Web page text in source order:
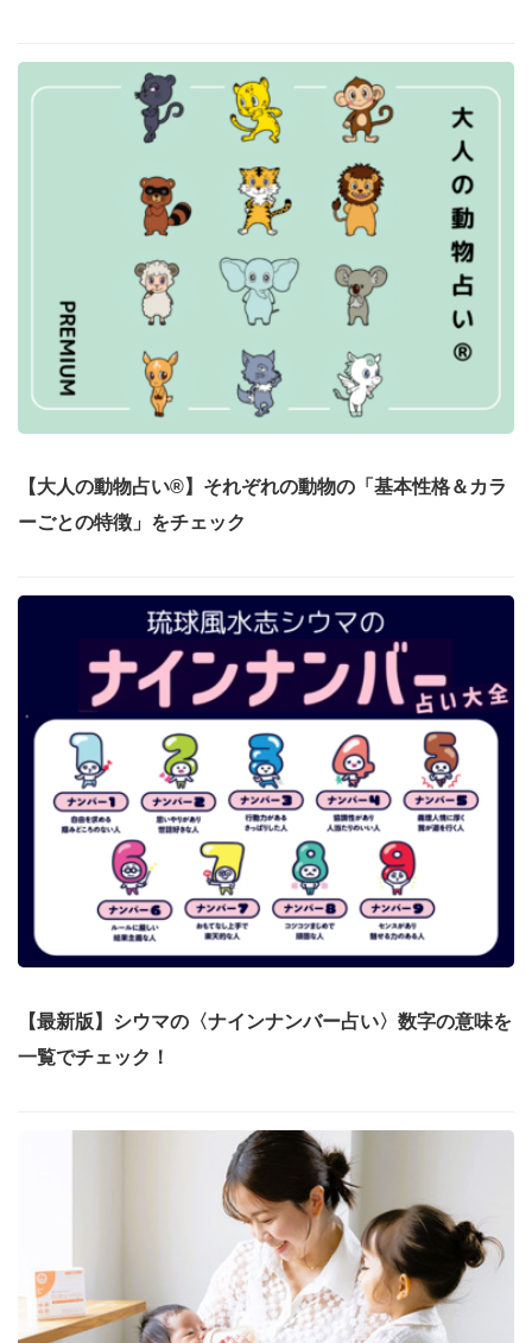
【大人の動物占い®】それぞれの動物の「基本性格＆カラ
ーごとの特徴」をチェック
【最新版】シウマの〈ナインナンバー占い〉数字の意味を
一覧でチェック！